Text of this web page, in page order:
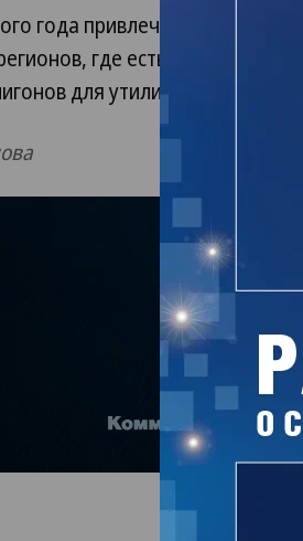
года привлеченные
где есть риски
для утилизации отходов